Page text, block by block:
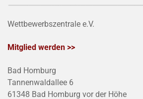
Wettbewerbszentrale e.V.
Mitglied werden >>
Bad Homburg
Tannenwaldallee 6
61348 Bad Homburg vor der Höhe